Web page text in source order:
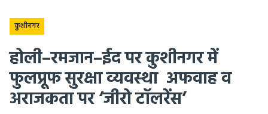
कुशीनगर
होली–रमजान–ईद पर कुशीनगर में
फुलप्रूफ सुरक्षा व्यवस्था अफवाह व
अराजकता पर ‘जीरो टॉलरेंस’